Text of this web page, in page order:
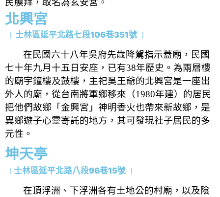
民膜拜，取名為玄安宮。
北興宮
士林區延平北路七段106巷351號
在民國六十八年吳府先歲降駕指示蓋廟，民國
七十年九月十五日安座，已有38年歷史。為兩層樓
的廟宇鐘樓及鼓樓，主祀吳王爺的北興宮是一座出
外人的廟，從台南將軍鄉移來（1980年建）的居民
把他們故鄉「金興宮」神明香火也帶來新故鄉，是
異鄉遊子心靈寄託的地方，其可發現社子居民的多
元性。
坤天亭
士林區延平北路八段96巷15號
在頂浮洲、下浮洲各有土地公的村廟，以及陰